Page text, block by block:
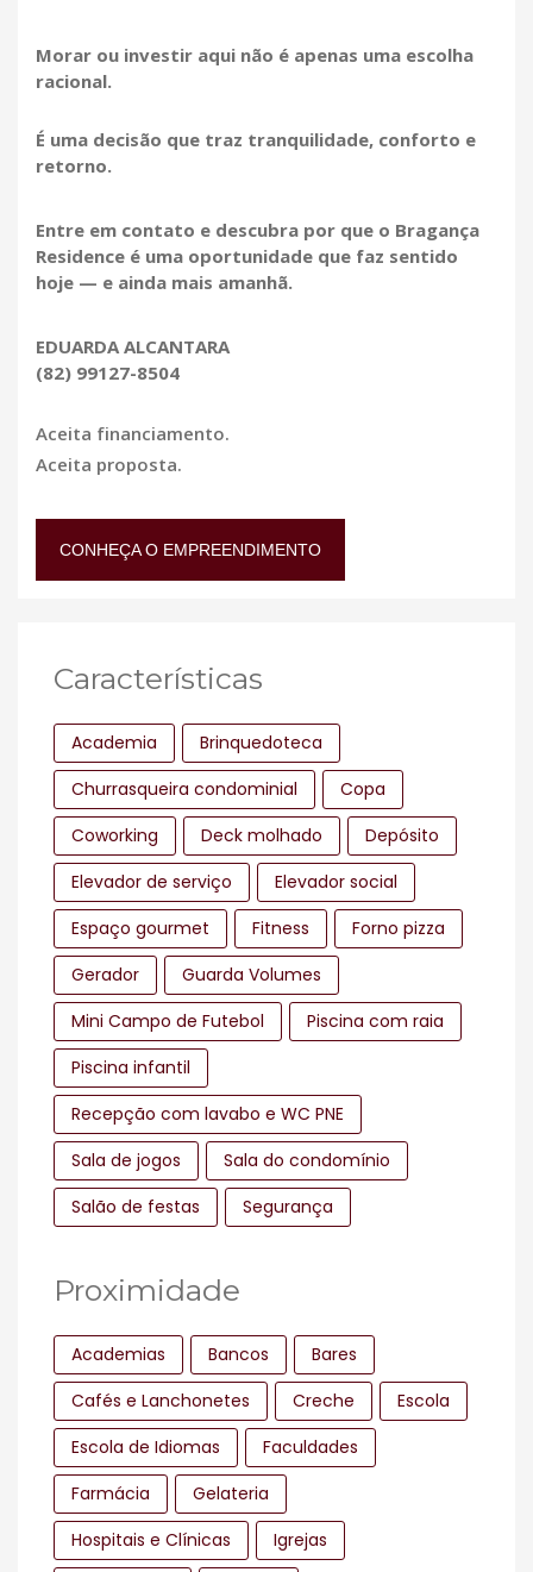
Morar ou investir aqui não é apenas uma escolha
racional.
É uma decisão que traz tranquilidade, conforto e
retorno.
Entre em contato e descubra por que o Bragança
Residence é uma oportunidade que faz sentido
hoje — e ainda mais amanhã.
EDUARDA ALCANTARA
(82) 99127-8504
Aceita financiamento.
Aceita proposta.
CONHEÇA O EMPREENDIMENTO
Características
Academia
Brinquedoteca
Churrasqueira condominial
Copa
Coworking
Deck molhado
Depósito
Elevador de serviço
Elevador social
Espaço gourmet
Fitness
Forno pizza
Gerador
Guarda Volumes
Mini Campo de Futebol
Piscina com raia
Piscina infantil
Recepção com lavabo e WC PNE
Sala de jogos
Sala do condomínio
Salão de festas
Segurança
Proximidade
Academias Bancos
Bares
Cafés e Lanchonetes
Creche
Escola
Escola de Idiomas
Faculdades
Farmácia
Gelateria
Hospitais e Clínicas
Igrejas